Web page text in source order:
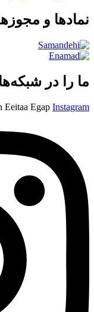
نمادها و
ما را در
Eeitaa Egap Instagram